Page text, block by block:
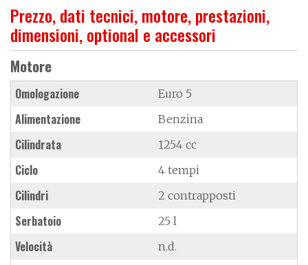
Prezzo, dati tecnici, motore, prestazioni,
dimensioni, optional e accessori
Motore
Omologazione Euro 5
Alimentazione Benzina
Cilindrata 1254 cc
Ciclo 4 tempi
Cilindri 2 contrapposti
Serbatoio 25 l
Velocità n.d.